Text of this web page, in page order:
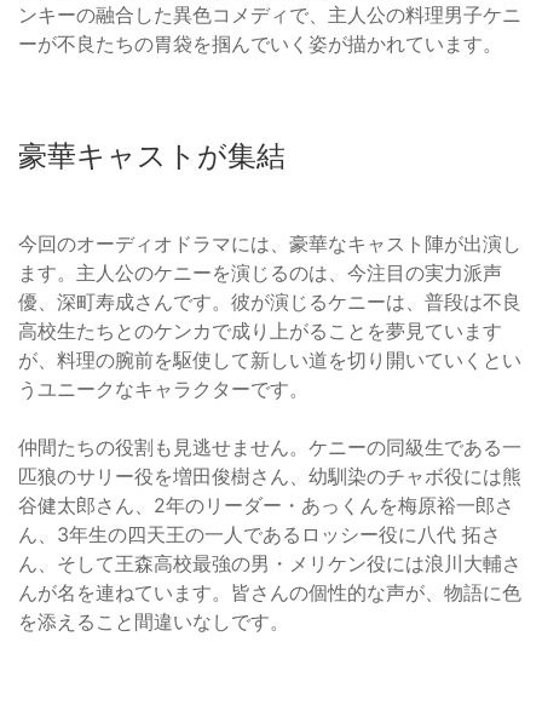
ンキーの融合した異色コメディで、主人公の料理男子ケニ
ーが不良たちの胃袋を掴んでいく姿が描かれています。
豪華キャストが集結
今回のオーディオドラマには、豪華なキャスト陣が出演し
ます。主人公のケニーを演じるのは、今注目の実力派声
優、深町寿成さんです。彼が演じるケニーは、普段は不良
高校生たちとのケンカで成り上がることを夢見ています
が、料理の腕前を駆使して新しい道を切り開いていくとい
うユニークなキャラクターです。
仲間たちの役割も見逃せません。ケニーの同級生である一
匹狼のサリー役を増田俊樹さん、幼馴染のチャボ役には熊
谷健太郎さん、2年のリーダー・あっくんを梅原裕一郎さ
ん、3年生の四天王の一人であるロッシー役に八代 拓さ
ん、そして王森高校最強の男・メリケン役には浪川大輔さ
んが名を連ねています。皆さんの個性的な声が、物語に色
を添えること間違いなしです。